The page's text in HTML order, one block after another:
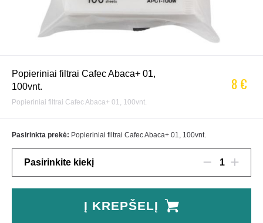
Popieriniai filtrai Cafec Abaca+ 01,
100vnt.
Popieriniai filtrai Cafec Abaca+ 01, 100vnt.
8 €
Pasirinkta prekė: Popieriniai filtrai Cafec Abaca+ 01, 100vnt.
Pasirinkite kiekį 1
Į KREPŠELĮ